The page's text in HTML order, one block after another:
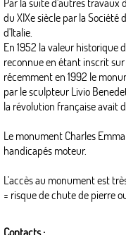
du XIXe siècle par la Société
d'Italie.
En 1952 la valeur
reconnue en étant inscrit
récemment en 1992 le
par le sculpteur Livio
la révolution française avait
Le monument Charles
handicapés moteur.
L'accès au monument est
= risque de chute de pierre